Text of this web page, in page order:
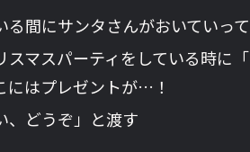
る間にサンタさんがおいていっ
スマスパーティをしている時に
にはプレゼントが…！
、どうぞ」と渡す